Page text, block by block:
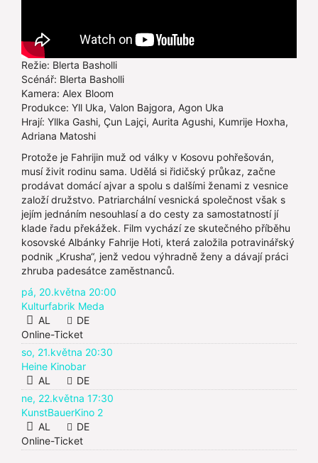
Režie: Blerta Basholli
Scénář: Blerta Basholli
Kamera: Alex Bloom
Produkce: Yll Uka, Valon Bajgora, Agon Uka
Hrají: Yllka Gashi, Çun Lajçi, Aurita Agushi, Kumrije Hoxha,
Adriana Matoshi
Protože je Fahrijin muž od války v Kosovu pohřešován,
musí živit rodinu sama. Udělá si řidičský průkaz, začne
prodávat domácí ajvar a spolu s dalšími ženami z vesnice
založí družstvo. Patriarchální vesnická společnost však s
jejím jednáním nesouhlasí a do cesty za samostatností jí
klade řadu překážek. Film vychází ze skutečného příběhu
kosovské Albánky Fahrije Hoti, která založila potravinářský
podnik „Krusha“, jenž vedou výhradně ženy a dávají práci
zhruba padesátce zaměstnanců.
pá, 20.května 20:00
Kulturfabrik Meda
AL
DE
Online-Ticket
so, 21.května 20:30
Heine Kinobar
AL
DE
ne, 22.května 17:30
KunstBauerKino 2
AL
DE
Online-Ticket